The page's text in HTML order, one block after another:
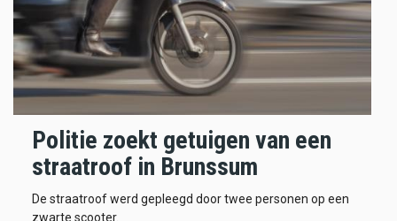
Politie zoekt getuigen van een
straatroof in Brunssum
De straatroof werd gepleegd door twee personen op een
zwarte scooter.